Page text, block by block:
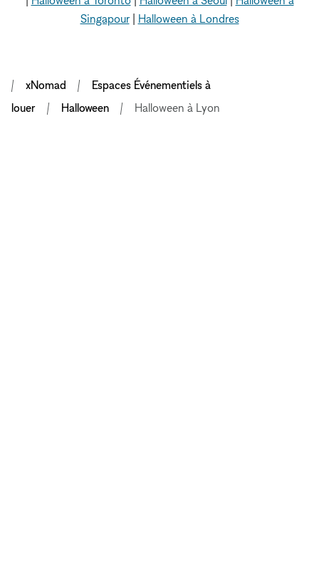
Singapour| Halloween à Londres
xNomad
Espaces Événementiels à
louer
Halloween Halloween à Lyon